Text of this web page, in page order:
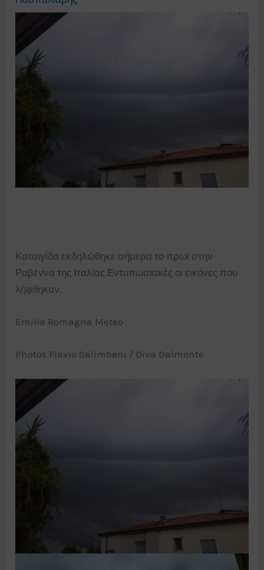
Καταιγίδα εκδηλώθηκε σήμερα το πρωί στην
Ραβέννα της Ιταλίας.Εντυπωσιακές οι εικόνες που
λήφθηκαν.
Emilia Romagna Meteo
Photos Flavio Salimbeni / Diva Dalmonte